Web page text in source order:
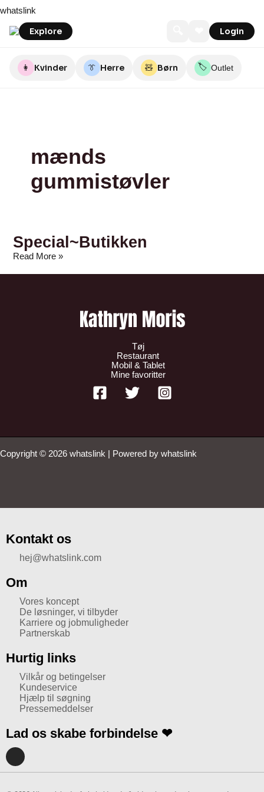
to
content
whatslink
Explore Login
👩 Kvinder 👔 Herre 🧸 Børn 🏷️ Outlet
mænds
gummistøvler
Special~Butikken
Read More »
Tøj
Restaurant
Mobil & Tablet
Mine favoritter
Copyright © 2026 whatslink | Powered by whatslink
Kontakt os
hej@whatslink.com
Om
Vores koncept
De løsninger, vi tilbyder
Karriere og jobmuligheder
Partnerskab
Hurtig links
Vilkår og betingelser
Kundeservice
Hjælp til søgning
Pressemeddelser
Lad os skabe forbindelse ❤
I
s